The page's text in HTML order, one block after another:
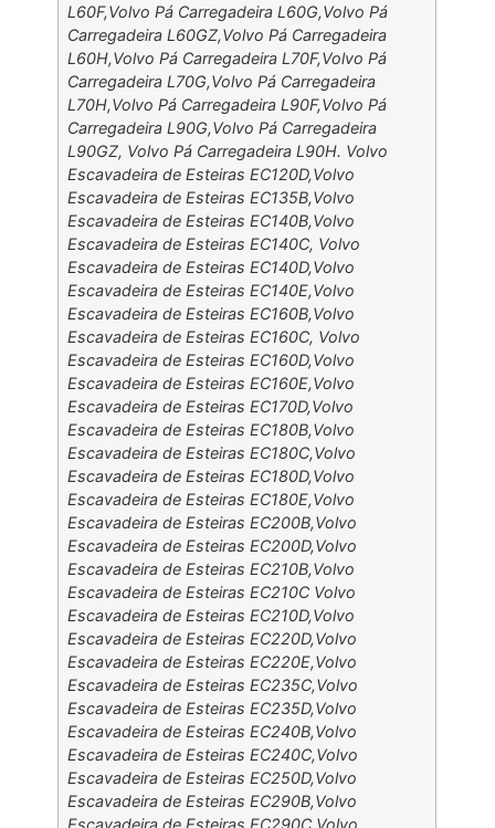
L60F,Volvo Pá Carregadeira L60G,Volvo Pá
Carregadeira L60GZ,Volvo Pá Carregadeira
L60H,Volvo Pá Carregadeira L70F,Volvo Pá
Carregadeira L70G,Volvo Pá Carregadeira
L70H,Volvo Pá Carregadeira L90F,Volvo Pá
Carregadeira L90G,Volvo Pá Carregadeira
L90GZ, Volvo Pá Carregadeira L90H. Volvo
Escavadeira de Esteiras EC120D,Volvo
Escavadeira de Esteiras EC135B,Volvo
Escavadeira de Esteiras EC140B,Volvo
Escavadeira de Esteiras EC140C, Volvo
Escavadeira de Esteiras EC140D,Volvo
Escavadeira de Esteiras EC140E,Volvo
Escavadeira de Esteiras EC160B,Volvo
Escavadeira de Esteiras EC160C, Volvo
Escavadeira de Esteiras EC160D,Volvo
Escavadeira de Esteiras EC160E,Volvo
Escavadeira de Esteiras EC170D,Volvo
Escavadeira de Esteiras EC180B,Volvo
Escavadeira de Esteiras EC180C,Volvo
Escavadeira de Esteiras EC180D,Volvo
Escavadeira de Esteiras EC180E,Volvo
Escavadeira de Esteiras EC200B,Volvo
Escavadeira de Esteiras EC200D,Volvo
Escavadeira de Esteiras EC210B,Volvo
Escavadeira de Esteiras EC210C Volvo
Escavadeira de Esteiras EC210D,Volvo
Escavadeira de Esteiras EC220D,Volvo
Escavadeira de Esteiras EC220E,Volvo
Escavadeira de Esteiras EC235C,Volvo
Escavadeira de Esteiras EC235D,Volvo
Escavadeira de Esteiras EC240B,Volvo
Escavadeira de Esteiras EC240C,Volvo
Escavadeira de Esteiras EC250D,Volvo
Escavadeira de Esteiras EC290B,Volvo